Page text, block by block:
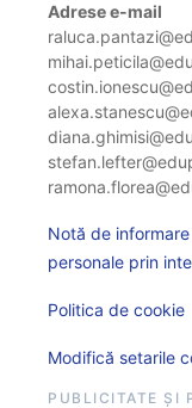
Adrese e-mail
Notă de
personale prin
Politica de cookie
Modifică setarile
PUBLICITATE ȘI